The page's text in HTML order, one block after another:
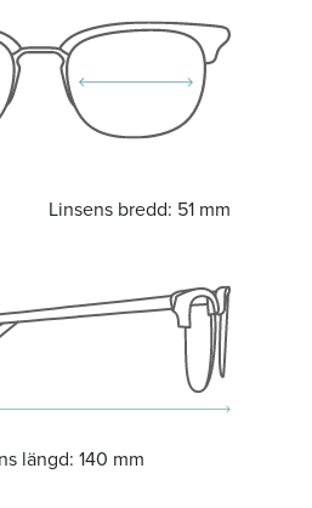
Linsens bredd: 51 mm
längd: 140 mm